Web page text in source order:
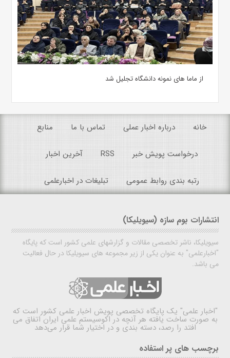
از ماما های نمونه دانشگاه تجلیل شد
خانه درباره اخبار عملی تماس با ما منابع
درخواست پویش خبر RSS آخرین اخبار
رتبه بندی روابط عمومی تبلیغات در اخبارعلمی
انتشارات بوم سازه (سیویلیکا)
سیویلیکا، ناشر تخصصی مقالات و گزارشهای علمی کشور است که پایگاه
"اخبارعلمی" به عنوان یکی از زیر مجموعه های سیویلیکا در حال فعالیت
می باشد.
"اخبار علمی" یک پایگاه تخصصی پویش اخبار علمی کشور است که
به صورت ساخت یافته هر آنچه در اکوسیستم علمی ایران اتفاق می
افتد را رصد، دسته بندی و در اختیار شما قرار می‌دهد
برچسب های پر استفاده